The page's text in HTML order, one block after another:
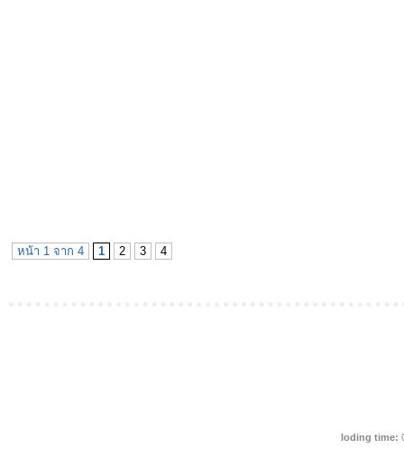
หน้า 1 จาก 4 1 2 3 4
loding time: